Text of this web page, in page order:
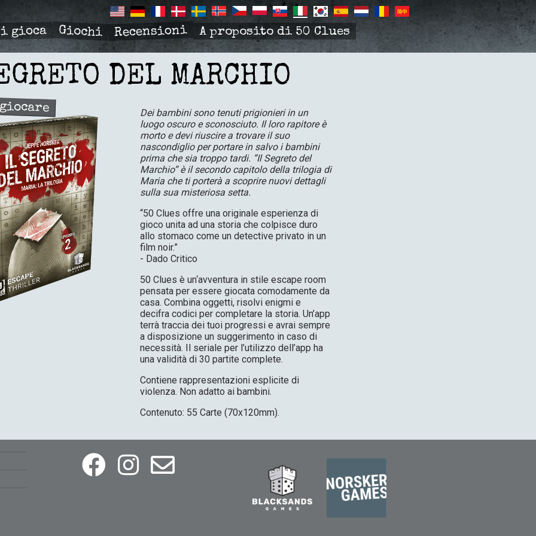
gioca Giochi Recensioni A proposito di 50 Clues
DEL MARCHIO
Dei bambini sono tenuti prigionieri in un
luogo oscuro e sconosciuto. Il loro rapitore è
morto e devi riuscire a trovare il suo
nascondiglio per portare in salvo i bambini
prima che sia troppo tardi. ”Il Segreto del
Marchio” è il secondo capitolo della trilogia di
Maria che ti porterà a scoprire nuovi dettagli
sulla sua misteriosa setta.
“50 Clues offre una originale esperienza di
gioco unita ad una storia che colpisce duro
allo stomaco come un detective privato in un
film noir.”
- Dado Critico
50 Clues è un‘avventura in stile escape room
pensata per essere giocata comodamente da
casa. Combina oggetti, risolvi enigmi e
decifra codici per completare la storia. Un’app
terrà traccia dei tuoi progressi e avrai sempre
a disposizione un suggerimento in caso di
necessità. Il seriale per l’utilizzo dell’app ha
una validità di 30 partite complete.
Contiene rappresentazioni esplicite di
violenza. Non adatto ai bambini.
Contenuto: 55 Carte (70x120mm).